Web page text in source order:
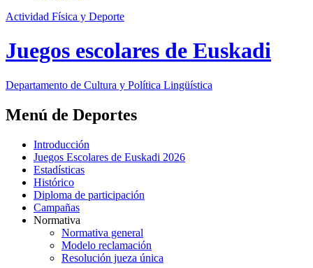
Actividad Física y Deporte
Juegos escolares de Euskadi
Departamento de Cultura y Política Lingüística
Menú de Deportes
Introducción
Juegos Escolares de Euskadi 2026
Estadísticas
Histórico
Diploma de participación
Campañas
Normativa
Normativa general
Modelo reclamación
Resolución jueza única